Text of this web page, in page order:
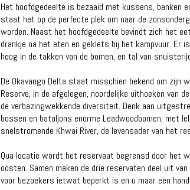
Het hoofdgedeelte is bezaaid met kussens, banken
staat het op de perfecte plek om naar de
worden. Naast het hoofdgedeelte bevindt zich het
drankje na het eten en geklets bij het kampvuur. Er
hoog in de takken van de bomen, en tal van
De Okavango Delta staat misschien bekend om zijn
Reserve, in de afgelegen, noordelijke uithoeken
de verbazingwekkende diversiteit. Denk aan
bossen en bataljons enorme Leadwoodbomen; met
snelstromende Khwai River, de levensader van het
Qua locatie wordt het reservaat begrensd door het
oosten. Samen maken de drie reservaten deel uit
voor bezoekers ietwat beperkt is en u maar een